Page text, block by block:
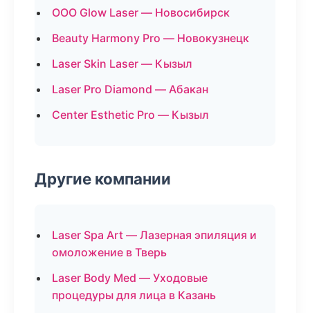
ООО Glow Laser — Новосибирск
Beauty Harmony Pro — Новокузнецк
Laser Skin Laser — Кызыл
Laser Pro Diamond — Абакан
Center Esthetic Pro — Кызыл
Другие компании
Laser Spa Art — Лазерная эпиляция и
омоложение в Тверь
Laser Body Med — Уходовые
процедуры для лица в Казань